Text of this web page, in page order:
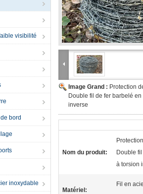
visibilité
bord
inoxydable
Image Grand : Protection
Double fil de fer barbelé
inverse
Nom du produit:
Double
à torsion
Matériel:
Fil en